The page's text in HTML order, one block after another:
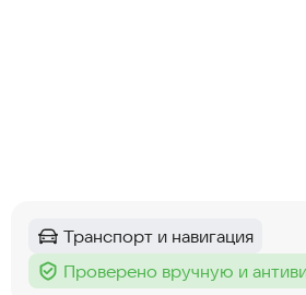
Категория:
Транспорт и навигация
Тег :
Проверено вручную и